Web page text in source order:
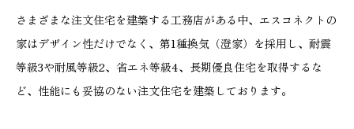
さまざまな注文住宅を建築する工務店がある中、エスコネクトの
家はデザイン性だけでなく、第1種換気（澄家）を採用し、耐震
等級3や耐風等級2、省エネ等級4、長期優良住宅を取得するな
ど、性能にも妥協のない注文住宅を建築しております。